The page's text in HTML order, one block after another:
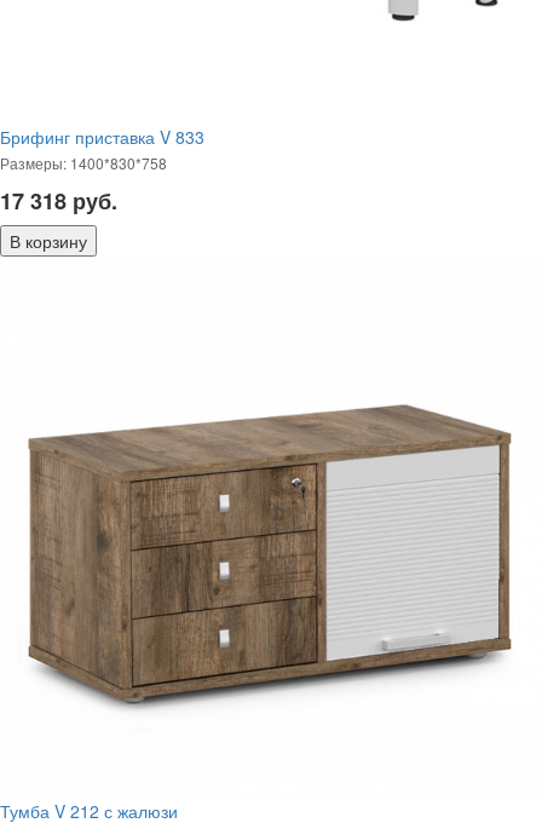
Брифинг приставка V 833
Размеры: 1400*830*758
17 318 руб.
Тумба V 212 с жалюзи